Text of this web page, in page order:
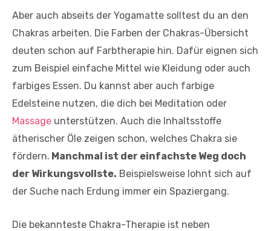
Aber auch abseits der Yogamatte solltest du an den
Chakras arbeiten. Die Farben der Chakras-Übersicht
deuten schon auf Farbtherapie hin. Dafür eignen sich
zum Beispiel einfache Mittel wie Kleidung oder auch
farbiges Essen. Du kannst aber auch farbige
Edelsteine nutzen, die dich bei Meditation oder
Massage unterstützen. Auch die Inhaltsstoffe
ätherischer Öle zeigen schon, welches Chakra sie
fördern. Manchmal ist der einfachste Weg doch
der Wirkungsvollste. Beispielsweise lohnt sich auf
der Suche nach Erdung immer ein Spaziergang.
Die bekannteste Chakra-Therapie ist neben